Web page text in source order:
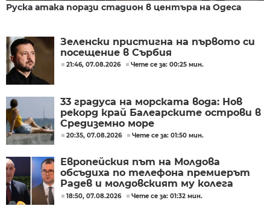
Руска атака порази стадион в центъра на Одеса
Зеленски пристигна на първото си
посещение в Сърбия
21:46, 07.08.2026 Чете се за: 00:25 мин.
33 градуса на морската вода: Нов
рекорд край Балеарските острови в
Средиземно море
20:35, 07.08.2026 Чете се за: 01:50 мин.
Европейския път на Молдова
обсъдиха по телефона премиерът
Радев и молдовският му колега
Тофан
18:50, 07.08.2026 Чете се за: 01:32 мин.